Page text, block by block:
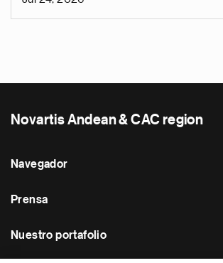
Novartis Andean & CAC region
Navegador
Prensa
Nuestro portafolio